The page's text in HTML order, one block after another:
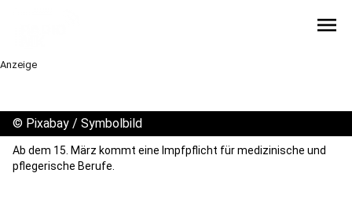
menu
Anzeige
© Pixabay / Symbolbild
Ab dem 15. März kommt eine Impfpflicht für medizinische und
pflegerische Berufe.